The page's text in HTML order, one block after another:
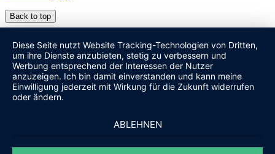
Back to top
Diese Seite nutzt Website Tracking-Technologien von Dritten,
um ihre Dienste anzubieten, stetig zu verbessern und
Werbung entsprechend der Interessen der Nutzer
anzuzeigen. Ich bin damit einverstanden und kann meine
Einwilligung jederzeit mit Wirkung für die Zukunft widerrufen
oder ändern.
ABLEHNEN